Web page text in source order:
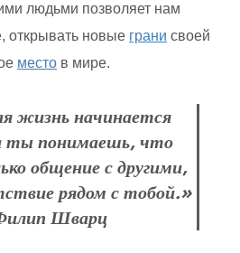
людьми позволяет нам
открывать новые грани своей
место в мире.
жизнь начинается
ты понимаешь, что
общение с другими,
рядом с тобой.»
Шварц